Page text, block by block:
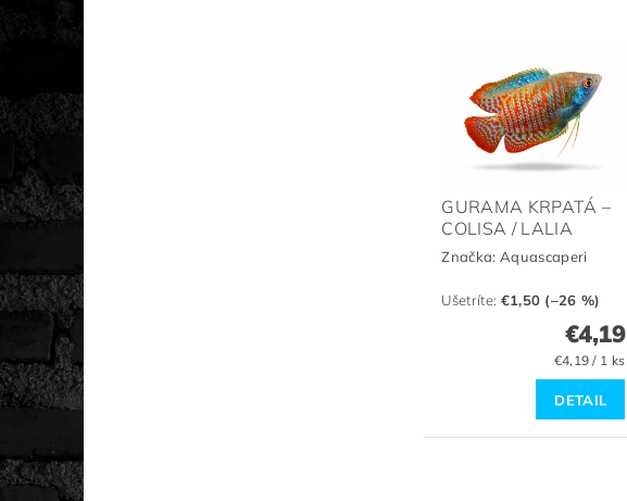
GURAMA KRPATÁ –
COLISA / LALIA
Značka: Aquascaperi
Ušetríte: €1,50 (–26 %)
€4,19
€4,19 / 1 ks
DETAIL